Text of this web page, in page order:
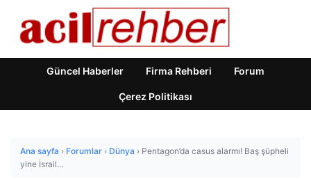
Güncel Haberler Firma Rehberi Forum
Çerez Politikası
Ana sayfa › Forumlar › Dünya › Pentagon’da casus alarmı! Baş şüpheli
yine İsrail…